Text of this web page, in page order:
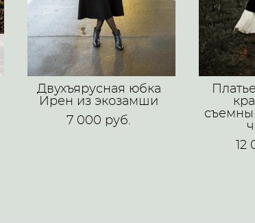
Двухъярусная юбка
Ирен из экозамши
7 000 pуб.